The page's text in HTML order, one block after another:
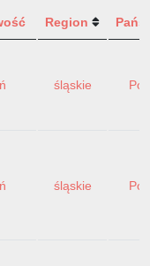
Region
śląskie
śląskie